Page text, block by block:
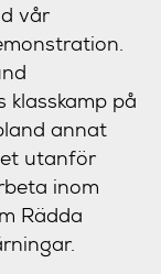
vår
klasskamp på
annat
utanför
inom
Rädda